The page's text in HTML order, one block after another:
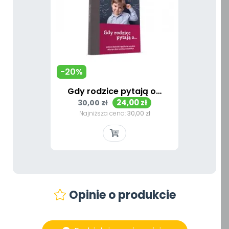
Gdy rodzice pytają o…
Cena
podstawowa
30,00 zł Cena
24,00 zł
Najniższa cena:30,00 zł
-20%
Opinie o produkcie